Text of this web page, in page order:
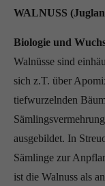
WALNUSS
Biologie und
Walnüsse sind
sich z.T. über
tiefwurzelnden
ausgebildet. In
Sämlinge zur
ist die Walnuss als